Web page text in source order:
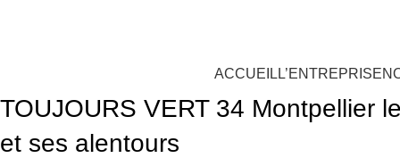
ACCUEIL L’ENTREPRISE
TOUJOURS VERT 34 Montpellier
et ses alentours